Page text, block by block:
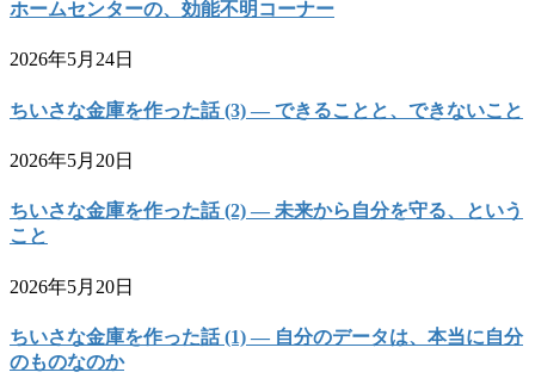
ホームセンターの、効能不明コーナー
2026年5月24日
ちいさな金庫を作った話 (3) — できることと、できないこと
2026年5月20日
ちいさな金庫を作った話 (2) — 未来から自分を守る、という
こと
2026年5月20日
ちいさな金庫を作った話 (1) — 自分のデータは、本当に自分
のものなのか